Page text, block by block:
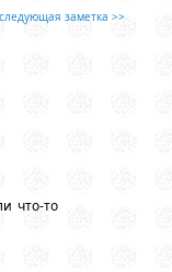
следующая заметка >>
что-то